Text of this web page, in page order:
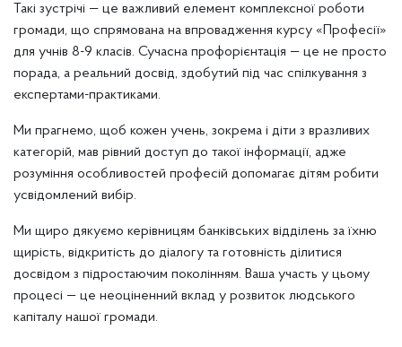
Такі зустрічі — це важливий елемент комплексної роботи
громади, що спрямована на впровадження курсу «Професії»
для учнів 8-9 класів. Сучасна профорієнтація — це не просто
порада, а реальний досвід, здобутий під час спілкування з
експертами-практиками.
Ми прагнемо, щоб кожен учень, зокрема і діти з вразливих
категорій, мав рівний доступ до такої інформації, адже
розуміння особливостей професій допомагає дітям робити
усвідомлений вибір.
Ми щиро дякуємо керівницям банківських відділень за їхню
щирість, відкритість до діалогу та готовність ділитися
досвідом з підростаючим поколінням. Ваша участь у цьому
процесі — це неоціненний вклад у розвиток людського
капіталу нашої громади.